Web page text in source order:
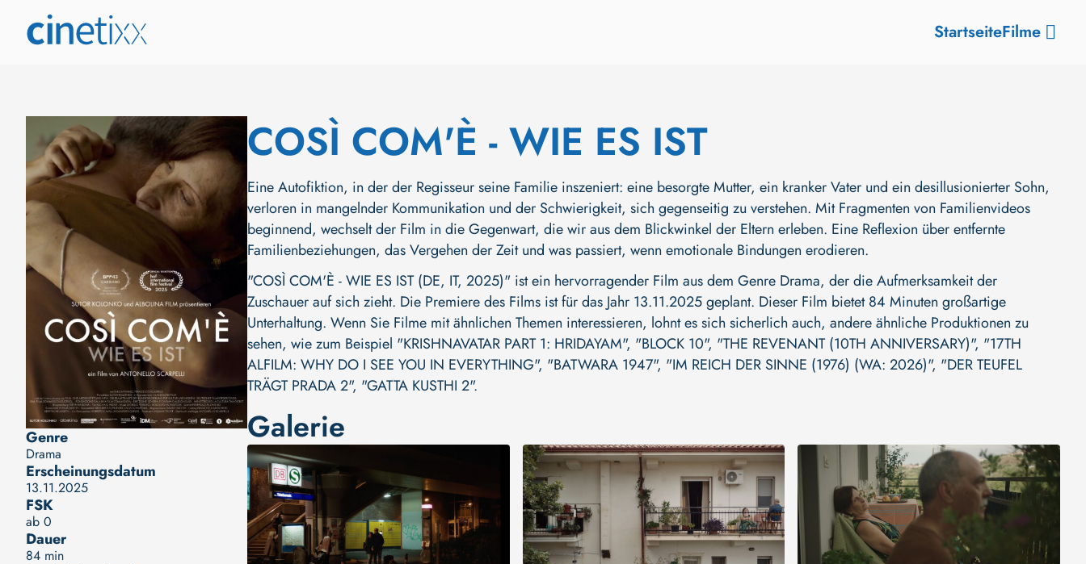
StartseiteFilme
Genre
Drama
Erscheinungsdatum
13.11.2025
FSK
ab 0
Dauer
84 min
COSÌ COM'È - WIE ES IST
Eine Autofiktion, in der der Regisseur seine Familie inszeniert: eine besorgte Mutter, ein kranker Vater und ein desillusionierter Sohn,
verloren in mangelnder Kommunikation und der Schwierigkeit, sich gegenseitig zu verstehen. Mit Fragmenten von Familienvideos
beginnend, wechselt der Film in die Gegenwart, die wir aus dem Blickwinkel der Eltern erleben. Eine Reflexion über entfernte
Familienbeziehungen, das Vergehen der Zeit und was passiert, wenn emotionale Bindungen erodieren.
"COSÌ COM'È - WIE ES IST (DE, IT, 2025)" ist ein hervorragender Film aus dem Genre Drama, der die Aufmerksamkeit der
Zuschauer auf sich zieht. Die Premiere des Films ist für das Jahr 13.11.2025 geplant. Dieser Film bietet 84 Minuten großartige
Unterhaltung. Wenn Sie Filme mit ähnlichen Themen interessieren, lohnt es sich sicherlich auch, andere ähnliche Produktionen zu
sehen, wie zum Beispiel "KRISHNAVATAR PART 1: HRIDAYAM", "BLOCK 10", "THE REVENANT (10TH ANNIVERSARY)", "17TH
ALFILM: WHY DO I SEE YOU IN EVERYTHING", "BATWARA 1947", "IM REICH DER SINNE (1976) (WA: 2026)", "DER TEUFEL
TRÄGT PRADA 2", "GATTA KUSTHI 2".
Galerie